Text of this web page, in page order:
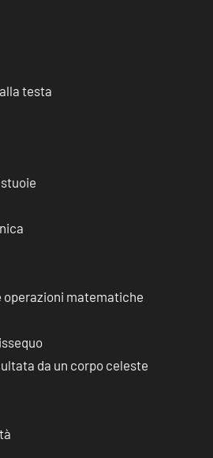
testa
operazioni matematiche
da un corpo celeste